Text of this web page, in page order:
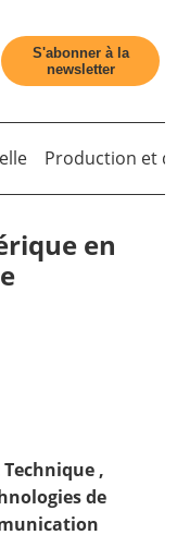
S'abonner à la
newsletter
Production et
en
,
de